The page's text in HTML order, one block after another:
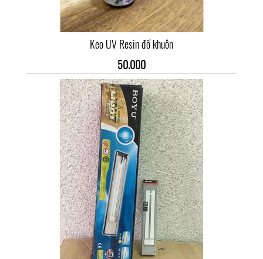
Keo UV Resin đổ khuôn
50.000